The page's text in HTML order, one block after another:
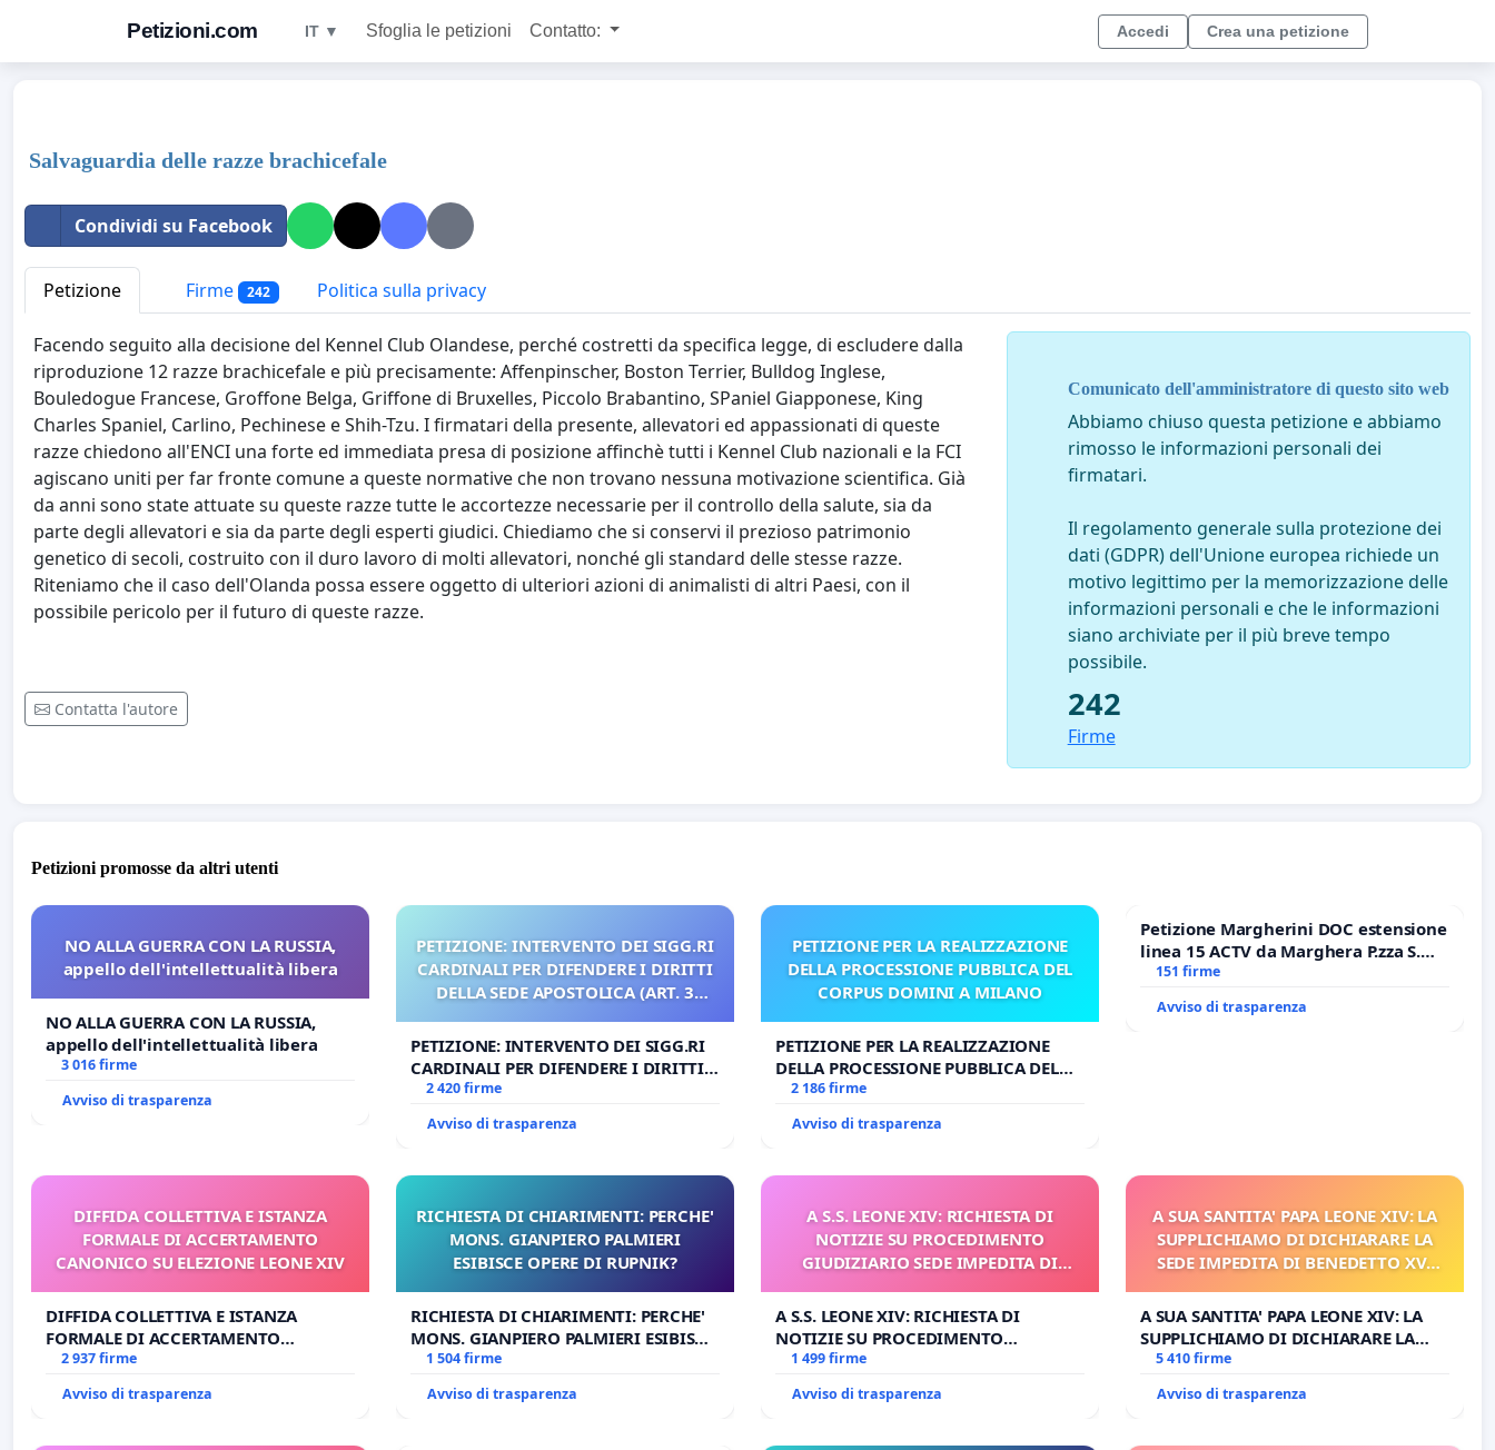
Petizioni.com IT ▼ Sfoglia le petizioni Contatto: Accedi Crea una petizione
Salvaguardia delle razze brachicefale
Condividi su Facebook
Petizione Firme 242 Politica sulla privacy
Facendo seguito alla decisione del Kennel Club Olandese, perché costretti da specifica legge, di escludere dalla
riproduzione 12 razze brachicefale e più precisamente: Affenpinscher, Boston Terrier, Bulldog Inglese,
Bouledogue Francese, Groffone Belga, Griffone di Bruxelles, Piccolo Brabantino, SPaniel Giapponese, King
Charles Spaniel, Carlino, Pechinese e Shih-Tzu. I firmatari della presente, allevatori ed appassionati di queste
razze chiedono all'ENCI una forte ed immediata presa di posizione affinchè tutti i Kennel Club nazionali e la FCI
agiscano uniti per far fronte comune a queste normative che non trovano nessuna motivazione scientifica. Già
da anni sono state attuate su queste razze tutte le accortezze necessarie per il controllo della salute, sia da
parte degli allevatori e sia da parte degli esperti giudici. Chiediamo che si conservi il prezioso patrimonio
genetico di secoli, costruito con il duro lavoro di molti allevatori, nonché gli standard delle stesse razze.
Riteniamo che il caso dell'Olanda possa essere oggetto di ulteriori azioni di animalisti di altri Paesi, con il
possibile pericolo per il futuro di queste razze.
Contatta l'autore
Comunicato dell'amministratore di questo sito web
Abbiamo chiuso questa petizione e abbiamo
rimosso le informazioni personali dei
firmatari.
Il regolamento generale sulla protezione dei
dati (GDPR) dell'Unione europea richiede un
motivo legittimo per la memorizzazione delle
informazioni personali e che le informazioni
siano archiviate per il più breve tempo
possibile.
242
Firme
Petizioni promosse da altri utenti
NO ALLA GUERRA CON LA RUSSIA,
appello dell'intellettualità libera
NO ALLA GUERRA CON LA RUSSIA,
appello dell'intellettualità libera
3 016 firme
Avviso di trasparenza
PETIZIONE: INTERVENTO DEI SIGG.RI
CARDINALI PER DIFENDERE I DIRITTI
DELLA SEDE APOSTOLICA (ART. 3
PETIZIONE: INTERVENTO DEI SIGG.RI
CARDINALI PER DIFENDERE I DIRITTI
DELLA SEDE APOSTOLICA (ART. 3 UDG)
2 420 firme
Avviso di trasparenza
PETIZIONE PER LA REALIZZAZIONE
DELLA PROCESSIONE PUBBLICA DEL
CORPUS DOMINI A MILANO
PETIZIONE PER LA REALIZZAZIONE
DELLA PROCESSIONE PUBBLICA DEL
CORPUS DOMINI A MILANO
2 186 firme
Avviso di trasparenza
Petizione Margherini DOC estensione
linea 15 ACTV da Marghera P.zza S.
Antonio all'aeroporto Marco Polo
151 firme
Avviso di trasparenza
DIFFIDA COLLETTIVA E ISTANZA
FORMALE DI ACCERTAMENTO
CANONICO SU ELEZIONE LEONE XIV
DIFFIDA COLLETTIVA E ISTANZA
FORMALE DI ACCERTAMENTO
CANONICO SU ELEZIONE LEONE XIV
2 937 firme
Avviso di trasparenza
RICHIESTA DI CHIARIMENTI: PERCHE'
MONS. GIANPIERO PALMIERI
ESIBISCE OPERE DI RUPNIK?
RICHIESTA DI CHIARIMENTI: PERCHE'
MONS. GIANPIERO PALMIERI ESIBISCE
OPERE DI RUPNIK?
1 504 firme
Avviso di trasparenza
A S.S. LEONE XIV: RICHIESTA DI
NOTIZIE SU PROCEDIMENTO
GIUDIZIARIO SEDE IMPEDITA DI
A S.S. LEONE XIV: RICHIESTA DI
NOTIZIE SU PROCEDIMENTO
GIUDIZIARIO SEDE IMPEDITA DI
1 499 firme
Avviso di trasparenza
A SUA SANTITA' PAPA LEONE XIV: LA
SUPPLICHIAMO DI DICHIARARE LA
SEDE IMPEDITA DI BENEDETTO XVI
PROCESSO
A SUA SANTITA' PAPA LEONE XIV: LA
SUPPLICHIAMO DI DICHIARARE LA
SEDE IMPEDITA DI BENEDETTO XVI E/O
5 410 firme
Avviso di trasparenza